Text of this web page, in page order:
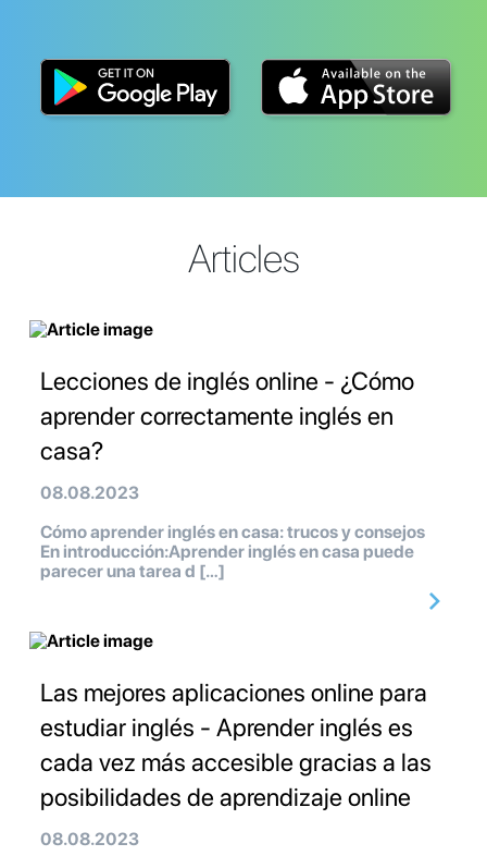
Articles
Lecciones de inglés online - ¿Cómo
aprender correctamente inglés en
casa?
08.08.2023
Cómo aprender inglés en casa: trucos y consejos
En introducción:Aprender inglés en casa puede
parecer una tarea d […]
Las mejores aplicaciones online para
estudiar inglés - Aprender inglés es
cada vez más accesible gracias a las
posibilidades de aprendizaje online
08.08.2023